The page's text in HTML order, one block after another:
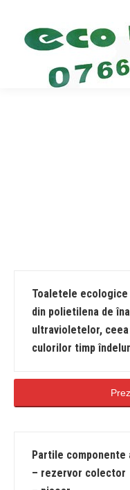
Toaletele
din polietilena de
ultravioletelor,
culorilor timp
Partile
– rezervor colector